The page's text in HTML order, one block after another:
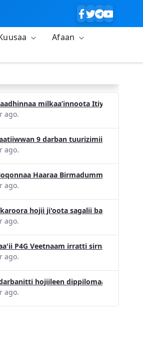
Afaan
milkaa’innoota Itiyoophiyaa
ago.
9 darban tuurizimii
ago.
Haaraa Birmadummaa
ago.
hojii ji'oota sagalii bara 2017
ago.
P4G Veetnaam irratti sirna nyaataa
ago.
darbanitti hojiileen dippilomaasii
ago.